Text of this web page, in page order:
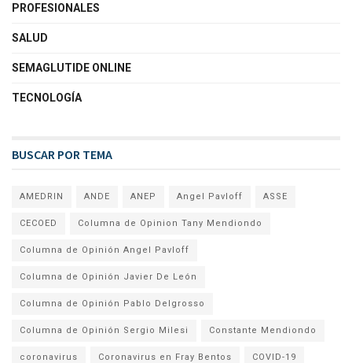
PROFESIONALES
SALUD
SEMAGLUTIDE ONLINE
TECNOLOGÍA
BUSCAR POR TEMA
AMEDRIN ANDE ANEP Angel Pavloff ASSE
CECOED Columna de Opinion Tany Mendiondo
Columna de Opinión Angel Pavloff
Columna de Opinión Javier De León
Columna de Opinión Pablo Delgrosso
Columna de Opinión Sergio Milesi Constante Mendiondo
coronavirus Coronavirus en Fray Bentos COVID-19